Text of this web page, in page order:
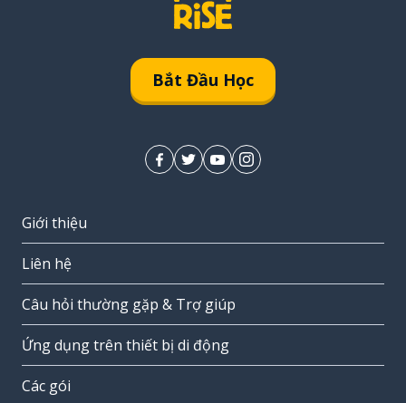
Bắt Đầu Học
Giới thiệu
Liên hệ
Câu hỏi thường gặp & Trợ giúp
Ứng dụng trên thiết bị di động
Các gói